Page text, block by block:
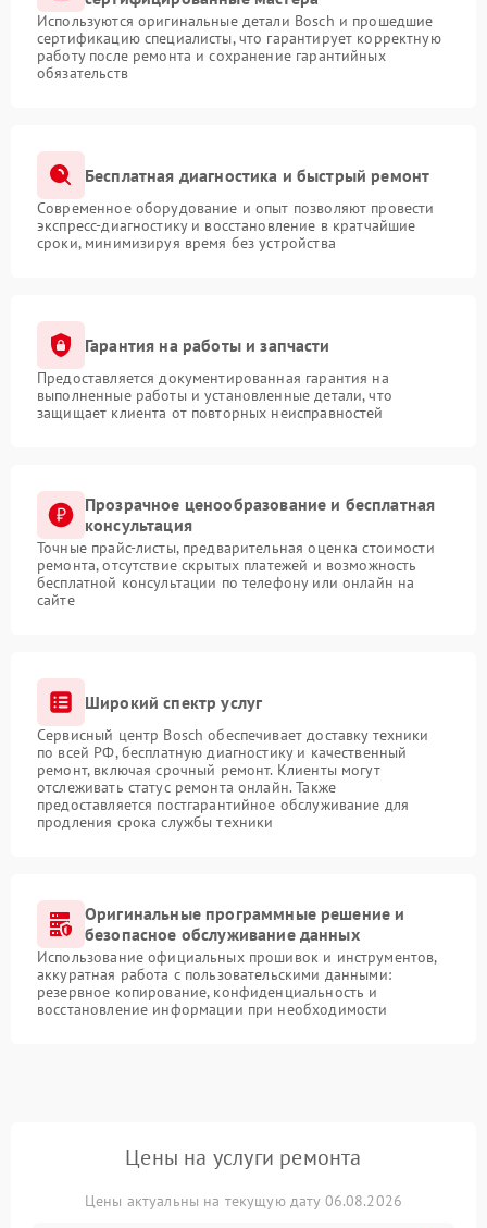
Используются оригинальные детали Bosch и прошедшие
сертификацию специалисты, что гарантирует корректную
работу после ремонта и сохранение гарантийных
обязательств
Бесплатная диагностика и быстрый ремонт
Современное оборудование и опыт позволяют провести
экспресс-диагностику и восстановление в кратчайшие
сроки, минимизируя время без устройства
Гарантия на работы и запчасти
Предоставляется документированная гарантия на
выполненные работы и установленные детали, что
защищает клиента от повторных неисправностей
Прозрачное ценообразование и бесплатная
консультация
Точные прайс-листы, предварительная оценка стоимости
ремонта, отсутствие скрытых платежей и возможность
бесплатной консультации по телефону или онлайн на
сайте
Широкий спектр услуг
Сервисный центр Bosch обеспечивает доставку техники
по всей РФ, бесплатную диагностику и качественный
ремонт, включая срочный ремонт. Клиенты могут
отслеживать статус ремонта онлайн. Также
предоставляется постгарантийное обслуживание для
продления срока службы техники
Оригинальные программные решение и
безопасное обслуживание данных
Использование официальных прошивок и инструментов,
аккуратная работа с пользовательскими данными:
резервное копирование, конфиденциальность и
восстановление информации при необходимости
Цены на услуги ремонта
Цены актуальны на текущую дату 06.08.2026